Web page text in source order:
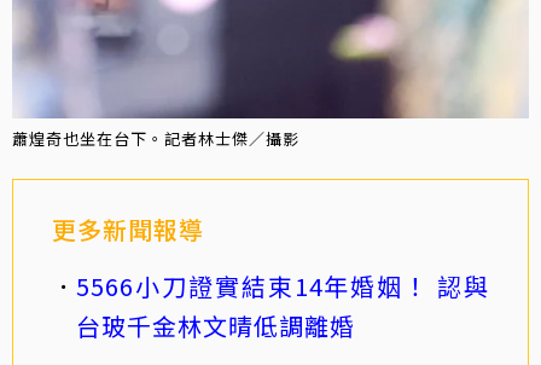
蕭煌奇也坐在台下。記者林士傑／攝影
更多新聞報導
5566小刀證實結束14年婚姻！ 認與
台玻千金林文晴低調離婚